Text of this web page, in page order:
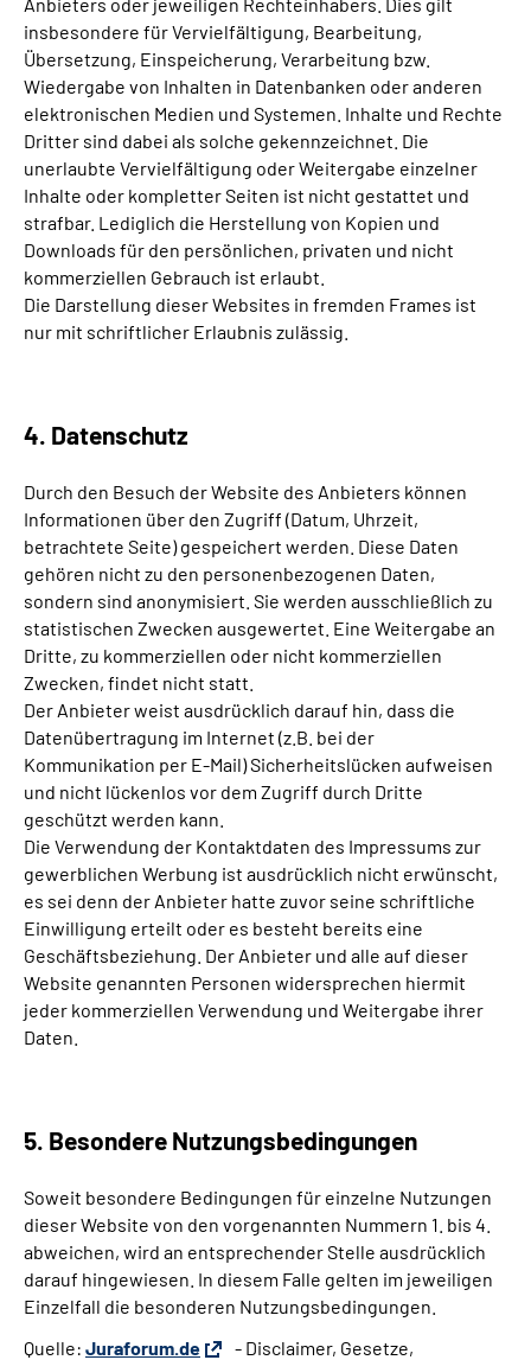
insbesondere für Vervielfältigung, Bearbeitung,
Übersetzung, Einspeicherung, Verarbeitung bzw.
Wiedergabe von Inhalten in Datenbanken oder anderen
elektronischen Medien und Systemen. Inhalte und Rechte
Dritter sind dabei als solche gekennzeichnet. Die
unerlaubte Vervielfältigung oder Weitergabe einzelner
Inhalte oder kompletter Seiten ist nicht gestattet und
strafbar. Lediglich die Herstellung von Kopien und
Downloads für den persönlichen, privaten und nicht
kommerziellen Gebrauch ist erlaubt.
Die Darstellung dieser Websites in fremden Frames ist
nur mit schriftlicher Erlaubnis zulässig.
4. Datenschutz
Durch den Besuch der Website des Anbieters können
Informationen über den Zugriff (Datum, Uhrzeit,
betrachtete Seite) gespeichert werden. Diese Daten
gehören nicht zu den personenbezogenen Daten,
sondern sind anonymisiert. Sie werden ausschließlich zu
statistischen Zwecken ausgewertet. Eine Weitergabe an
Dritte, zu kommerziellen oder nicht kommerziellen
Zwecken, findet nicht statt.
Der Anbieter weist ausdrücklich darauf hin, dass die
Datenübertragung im Internet (z.B. bei der
Kommunikation per E-Mail) Sicherheitslücken aufweisen
und nicht lückenlos vor dem Zugriff durch Dritte
geschützt werden kann.
Die Verwendung der Kontaktdaten des Impressums zur
gewerblichen Werbung ist ausdrücklich nicht erwünscht,
es sei denn der Anbieter hatte zuvor seine schriftliche
Einwilligung erteilt oder es besteht bereits eine
Geschäftsbeziehung. Der Anbieter und alle auf dieser
Website genannten Personen widersprechen hiermit
jeder kommerziellen Verwendung und Weitergabe ihrer
Daten.
5. Besondere Nutzungsbedingungen
Soweit besondere Bedingungen für einzelne Nutzungen
dieser Website von den vorgenannten Nummern 1. bis 4.
abweichen, wird an entsprechender Stelle ausdrücklich
darauf hingewiesen. In diesem Falle gelten im jeweiligen
Einzelfall die besonderen Nutzungsbedingungen.
Quelle: Juraforum.de
- Disclaimer, Gesetze,